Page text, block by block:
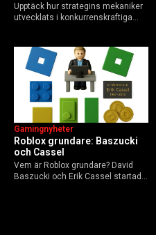
Upptäck hur strategins mekaniker
utvecklats i konkurrenskraftiga
AI-drivna innovationer.
Roblox grundare: Baszucki
och Cassel
Gamingnyheter
Vem är Roblox grundare? David
Baszucki och Erik Cassel startade